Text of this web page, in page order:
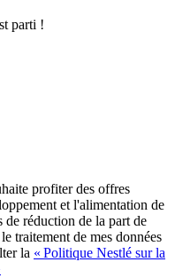
parti !
profiter des offres
et l'alimentation de
de réduction de la part de
traitement de mes données
la « Politique Nestlé sur la